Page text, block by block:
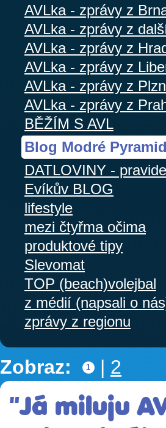
AVLka - zprávy z
AVLka - zprávy z
AVLka - zprávy z
AVLka - zprávy z
AVLka - zprávy z
AVLka - zprávy z
BĚŽÍM S AVL
Blog Modré
DATLOVINY -
Evíkův BLOG
lifestyle
mezi čtyřma očima
produktové tipy
Slevomat
TOP (beach)volejbal
z médií (napsali o
zprávy z regionu
Zobraz: 1 | 2
"Já miluju